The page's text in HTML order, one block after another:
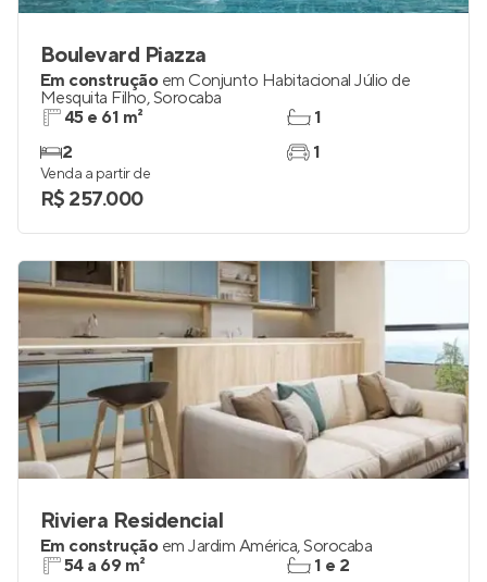
Boulevard Piazza
Em construção em Conjunto Habitacional Júlio de
Mesquita Filho,Sorocaba
45 e 61 m²
2
1
1
Venda a partir de
R$ 257.000
Riviera Residencial
Em construção em Jardim América,Sorocaba
54 a 69 m²
1 e 2